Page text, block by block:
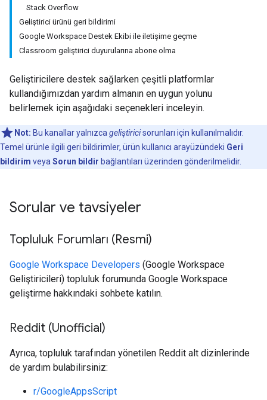
Stack Overflow
Geliştirici ürünü geri bildirimi
Google Workspace Destek Ekibi ile iletişime geçme
Classroom geliştirici duyurularına abone olma
Geliştiricilere destek sağlarken çeşitli platformlar
kullandığımızdan yardım almanın en uygun yolunu
belirlemek için aşağıdaki seçenekleri inceleyin.
Not: Bu kanallar yalnızca geliştiricisorunları için kullanılmalıdır.
Temel ürünle ilgili geri bildirimler, ürün kullanıcı arayüzündeki Geri
bildirim veya Sorun bildir bağlantıları üzerinden gönderilmelidir.
Sorular ve tavsiyeler
Topluluk Forumları (Resmi)
Google Workspace Developers (Google Workspace
Geliştiricileri) topluluk forumunda Google Workspace
geliştirme hakkındaki sohbete katılın.
Reddit (Unofficial)
Ayrıca, topluluk tarafından yönetilen Reddit alt dizinlerinde
de yardım bulabilirsiniz:
r/GoogleAppsScript